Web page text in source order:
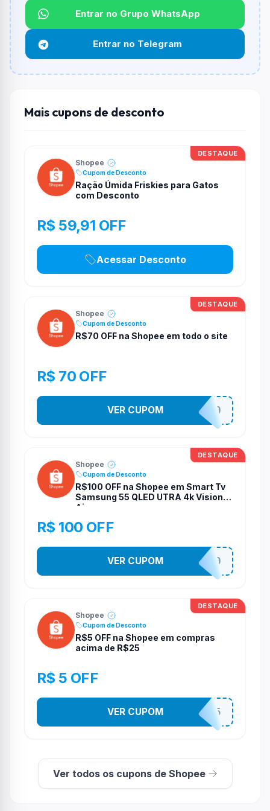
Funciona em qualquer produto?
Não necessariamente. Depende de itens participantes
e alguns vendedores ou produtos especificos podem
não aceitar cupons.
Entrar no Grupo WhatsApp
Entrar no Telegram
Mais cupons de desconto
DESTAQUE
Shopee
Cupom de Desconto
Ração Úmida Friskies para Gatos
com Desconto
R$ 59,91 OFF
Acessar Desconto
DESTAQUE
Shopee
Cupom de Desconto
R$70 OFF na Shopee em todo o site
R$ 70 OFF
S4B4D070
VER CUPOM
DESTAQUE
Shopee
Cupom de Desconto
R$100 OFF na Shopee em Smart Tv
Samsung 55 QLED UTRA 4k Vision
Ai
R$ 100 OFF
TV100
VER CUPOM
DESTAQUE
Shopee
Cupom de Desconto
R$5 OFF na Shopee em compras
acima de R$25
R$ 5 OFF
PR3S3NT35
VER CUPOM
Ver todos os cupons de Shopee